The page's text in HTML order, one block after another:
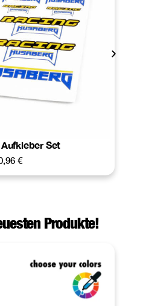
Set
€
Produkte!